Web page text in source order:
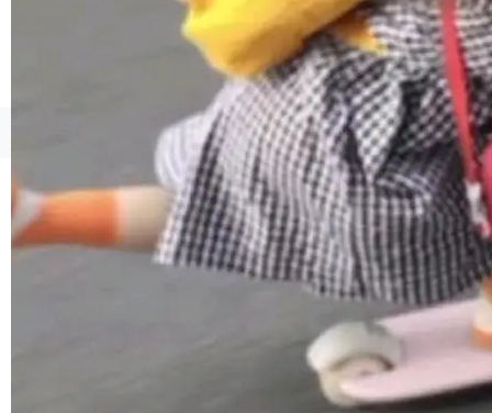
©OSCHINA(OSChina.NET) 京ICP备2025119063号